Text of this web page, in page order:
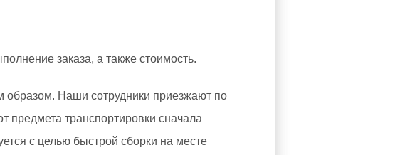
заказа, а также стоимость.
образом. Наши сотрудники приезжают по
предмета транспортировки сначала
с целью быстрой сборки на месте